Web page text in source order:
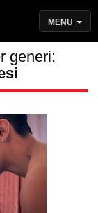
MENU
generi: